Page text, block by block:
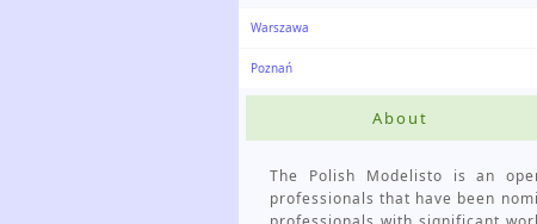
Warszawa
Poznań
About
The Polish Modelisto is an
professionals that have been